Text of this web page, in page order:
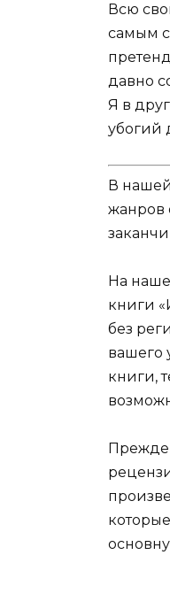
Всю
самым
давно
Я в
убогий
В
жанров
На
книги
без
вашего
книги,
Прежде